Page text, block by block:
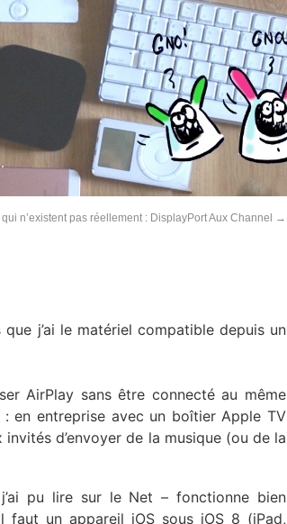
n’existent pas réellement : DisplayPort Aux Channel →
j’ai le matériel compatible depuis un
AirPlay sans être connecté au même
: en entreprise avec un boîtier Apple TV
d’envoyer de la musique (ou de la
pu lire sur le Net – fonctionne bien
faut un appareil iOS sous iOS 8 (iPad,